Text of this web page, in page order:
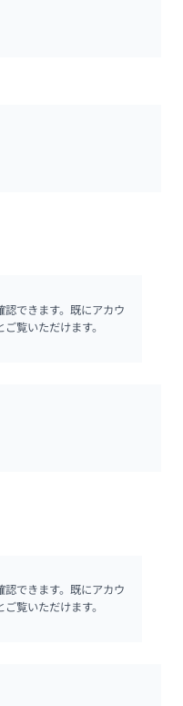
できます。既にアカウ
ご覧いただけます。
できます。既にアカウ
ご覧いただけます。